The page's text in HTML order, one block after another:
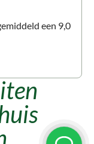
een 9,0